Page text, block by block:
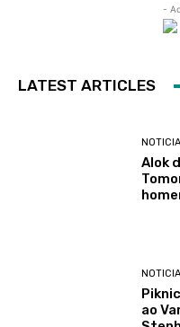
-
LATEST ARTICLES
Alok
ao